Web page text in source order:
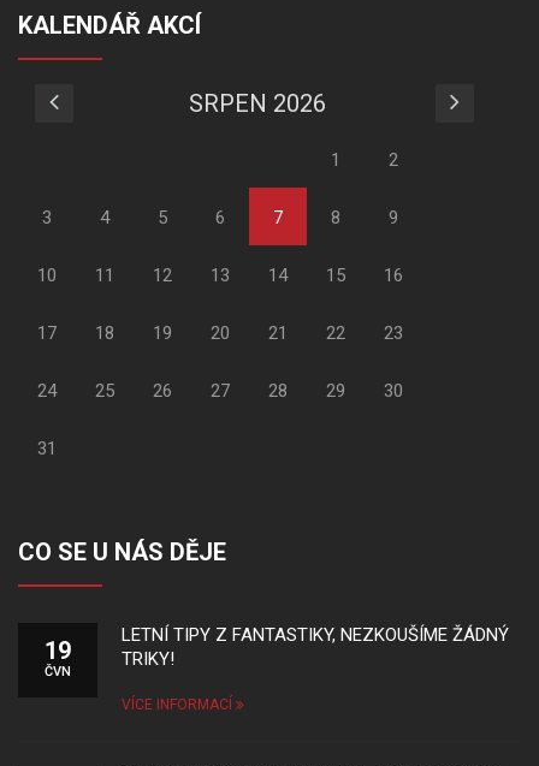
KALENDÁŘ AKCÍ
SRPEN 2026
1 2
3 4 5 6 7 8 9
10 11 12 13 14 15 16
17 18 19 20 21 22 23
24 25 26 27 28 29 30
31
CO SE U NÁS DĚJE
19
ČVN
LETNÍ TIPY Z FANTASTIKY, NEZKOUŠÍME ŽÁDNÝ
TRIKY!
VÍCE INFORMACÍ